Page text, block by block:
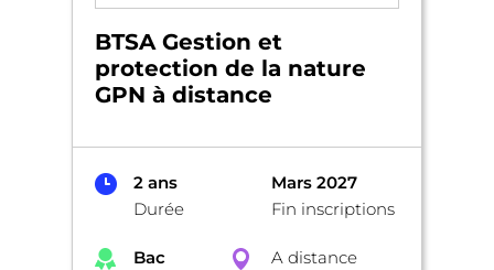
BTSA Gestion et
protection de la nature
GPN à distance
2 ans
Durée
Mars 2027
Fin inscriptions
Bac A distance